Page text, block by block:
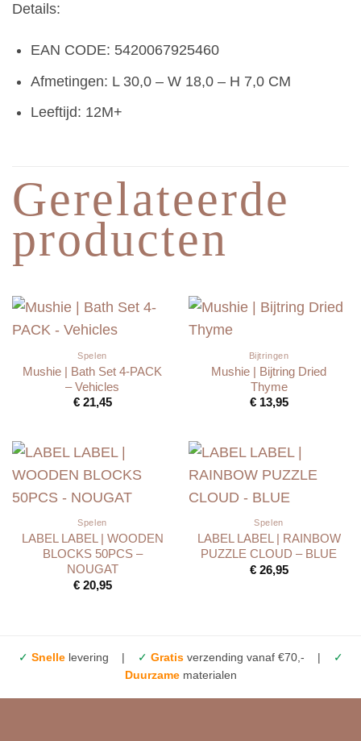
Details:
EAN CODE: 5420067925460
Afmetingen: L 30,0 – W 18,0 – H 7,0 CM
Leeftijd: 12M+
Gerelateerde
producten
Spelen
Mushie | Bath Set 4-PACK
– Vehicles
€21,45
Bijtringen
Mushie | Bijtring Dried
Thyme
€13,95
Spelen
LABEL LABEL | WOODEN
BLOCKS 50PCS –
NOUGAT
€20,95
Spelen
LABEL LABEL | RAINBOW
PUZZLE CLOUD – BLUE
€26,95
✓ Snellelevering | ✓ Gratisverzending vanaf €70,- |
✓
Duurzamematerialen